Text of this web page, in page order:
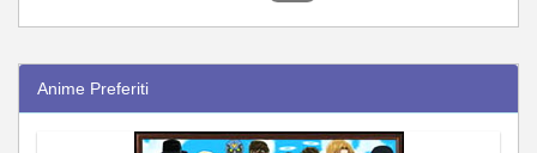
Anime Preferiti